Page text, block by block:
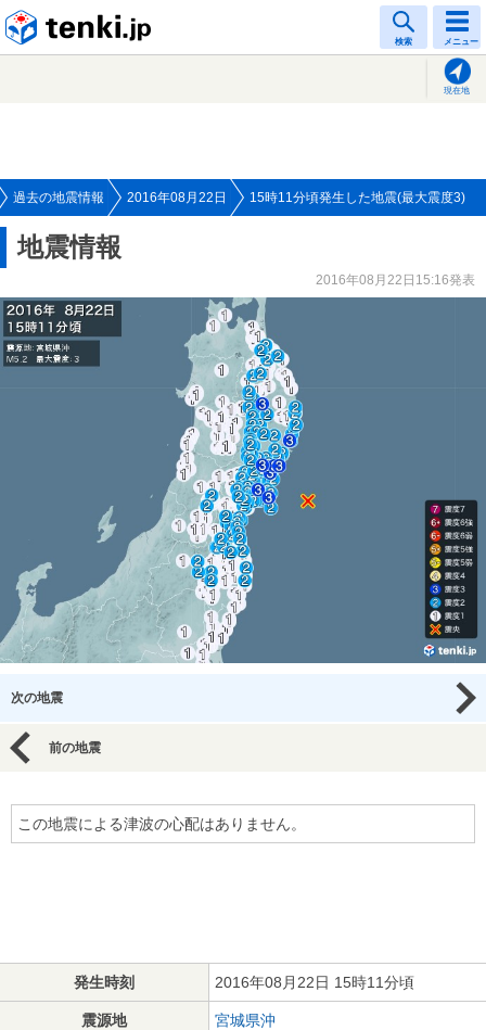
検索 メニュー
現在地
過去の地震情報 2016年08月22日 15時11分頃発生した地震(最大震度3)
地震情報
2016年08月22日15:16発表
次の地震
前の地震
この地震による津波の心配はありません。
発生時刻 2016年08月22日 15時11分頃
震源地 宮城県沖